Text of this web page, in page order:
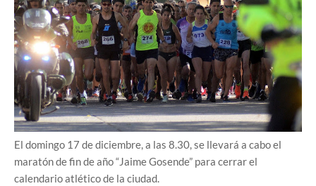
El domingo 17 de diciembre, a las 8.30, se llevará a cabo el
maratón de fin de año “Jaime Gosende” para cerrar el
calendario atlético de la ciudad.